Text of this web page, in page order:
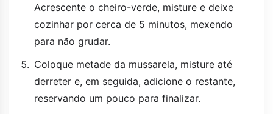
Acrescente o cheiro-verde, misture e deixe
cozinhar por cerca de 5 minutos, mexendo
para não grudar.
Coloque metade da mussarela, misture até
derreter e, em seguida, adicione o restante,
reservando um pouco para finalizar.